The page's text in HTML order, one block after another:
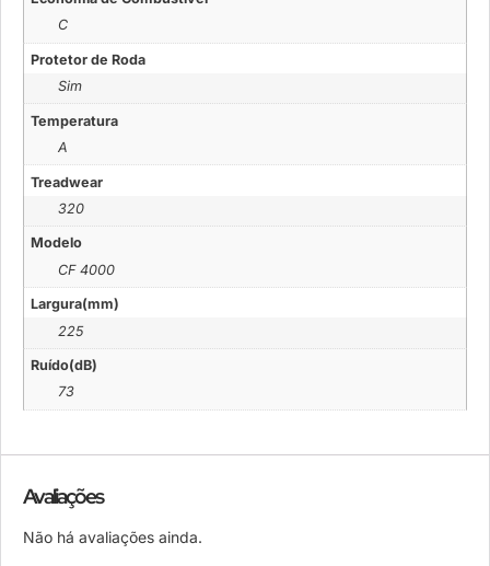
C
Protetor de Roda
Sim
Temperatura
A
Treadwear
320
Modelo
CF 4000
Largura(mm)
225
Ruído(dB)
73
Avaliações
Não há avaliações ainda.